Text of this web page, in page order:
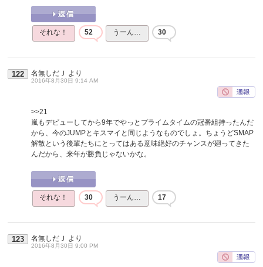
それな！ 52 うーん… 30
122 名無しだＪ より
2016年8月30日 9:14 AM
>>21
嵐もデビューしてから9年でやっとプライムタイムの冠番組持ったんだ
から、今のJUMPとキスマイと同じようなものでしょ。ちょうどSMAP
解散という後輩たちにとってはある意味絶好のチャンスが廻ってきた
んだから、来年が勝負じゃないかな。
それな！ 30 うーん… 17
123 名無しだＪ より
2016年8月30日 9:00 PM